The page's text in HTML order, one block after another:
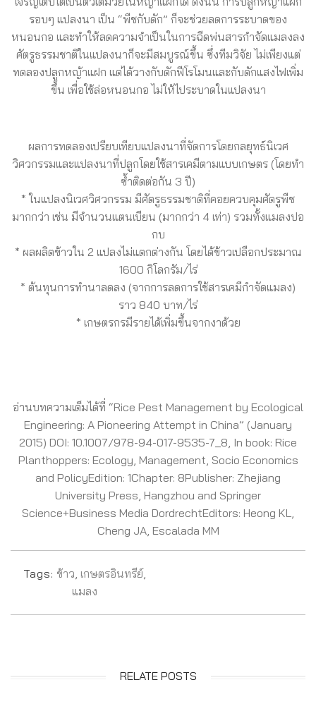
รอบๆ แปลงนา เป็น “พืชกับดัก” ก็จะช่วยลดการระบาดของ
หนอนกอ และทำให้ลดความจำเป็นในการฉีดพ่นสารกำจัดแมลงลง
ศัตรูธรรมชาติในแปลงนาก็จะมีสมบูรณ์ขึ้น ซึ่งทีมวิจัย ไม่เพียงแต่
ทดลองปลูกหญ้าแฝก แต่ได้วางกับดักฟีโรโมนและกับดักแสงไฟเพิ่ม
ขึ้น เพื่อใช้ล่อหนอนกอ ไม่ให้ไประบาดในแปลงนา
ผลการทดลองเปรียบเทียบแปลงนาที่จัดการโดยกลยุทธ์นิเวศ
วิศวกรรมและแปลงนาที่ปลูกโดยใช้สารเคมีตามแบบเกษตร (โดยทำ
ซ้ำติดต่อกัน 3 ปี)
* ในแปลงนิเวศวิศวกรรม มีศัตรูธรรมชาติที่คอยควบคุมศัตรูพืช
มากกว่า เช่น มีจำนวนแตนเบียน (มากกว่า 4 เท่า) รวมทั้งแมลงปอ
กบ
* ผลผลิตข้าวใน 2 แปลงไม่แตกต่างกัน โดยได้ข้าวเปลือกประมาณ
1600 กิโลกรัม/ไร่
* ต้นทุนการทำนาลดลง (จากการลดการใช้สารเคมีกำจัดแมลง)
ราว 840 บาท/ไร่
* เกษตรกรมีรายได้เพิ่มขึ้นจากงาด้วย
อ่านบทความเต็มได้ที่ “Rice Pest Management by Ecological
Engineering: A Pioneering Attempt in China” (January
2015) DOI: 10.1007/978-94-017-9535-7_8, In book: Rice
Planthoppers: Ecology, Management, Socio Economics
and PolicyEdition: 1Chapter: 8Publisher: Zhejiang
University Press, Hangzhou and Springer
Science+Business Media DordrechtEditors: Heong KL,
Cheng JA, Escalada MM
Tags: ข้าว เกษตรอินทรีย์,
แมลง
RELATE POSTS